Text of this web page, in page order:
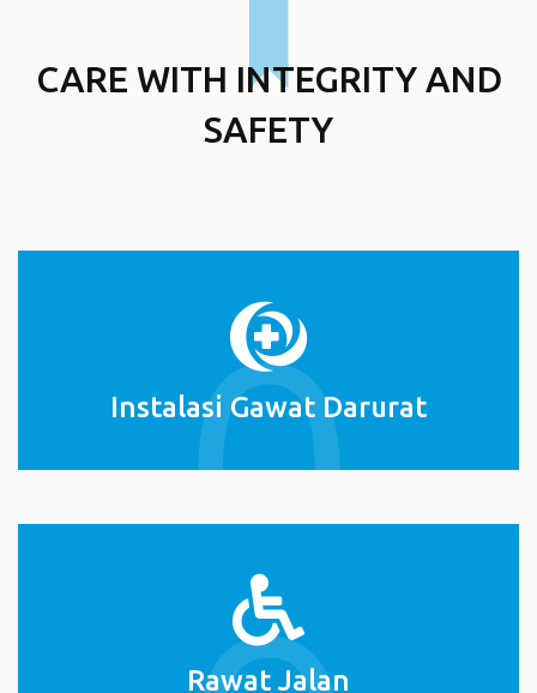
CARE WITH INTEGRITY AND
SAFETY
Instalasi Gawat Darurat
Rawat Jalan